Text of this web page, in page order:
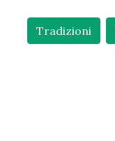
Tradizioni